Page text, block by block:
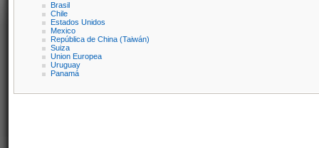
Brasil
Chile
Estados Unidos
Mexico
República de China (Taiwán)
Suiza
Union Europea
Uruguay
Panamá